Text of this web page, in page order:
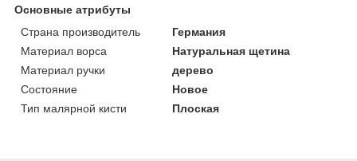
Основные атрибуты
Страна производитель
Германия
Материал ворса
Натуральная щетина
Материал ручки
дерево
Состояние
Новое
Тип малярной кисти
Плоская